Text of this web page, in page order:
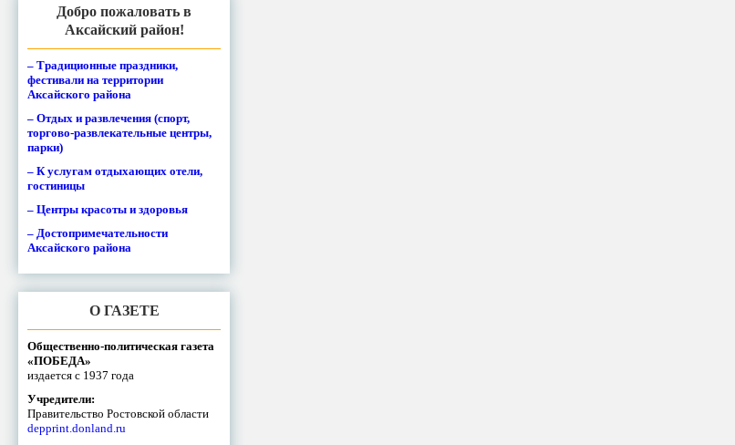
Добро пожаловать в
Аксайский район!
– Традиционные праздники,
фестивали на территории
Аксайского района
– Отдых и развлечения (спорт,
торгово-развлекательные центры,
парки)
– К услугам отдыхающих отели,
гостиницы
– Центры красоты и здоровья
– Достопримечательности
Аксайского района
О ГАЗЕТЕ
Общественно-политическая газета
«ПОБЕДА»
издается с 1937 года
Учредители:
Правительство Ростовской области
depprint.donland.ru